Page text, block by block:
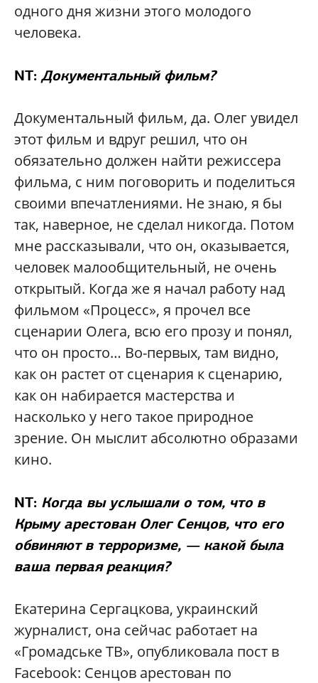
одного дня жизни этого молодого
человека.
NT: Документальный фильм?
Документальный фильм, да. Олег увидел
этот фильм и вдруг решил, что он
обязательно должен найти режиссера
фильма, с ним поговорить и поделиться
своими впечатлениями. Не знаю, я бы
так, наверное, не сделал никогда. Потом
мне рассказывали, что он, оказывается,
человек малообщительный, не очень
открытый. Когда же я начал работу над
фильмом «Процесс», я прочел все
сценарии Олега, всю его прозу и понял,
что он просто… Во-первых, там видно,
как он растет от сценария к сценарию,
как он набирается мастерства и
насколько у него такое природное
зрение. Он мыслит абсолютно образами
кино.
NT: Когда вы услышали о том, что в
Крыму арестован Олег Сенцов, что его
обвиняют в терроризме, — какой была
ваша первая реакция?
Екатерина Сергацкова, украинский
журналист, она сейчас работает на
«Громадське ТВ», опубликовала пост в
Facebook: Сенцов арестован по